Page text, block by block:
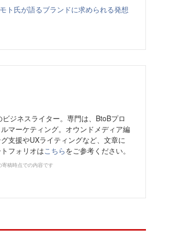
氏が語るブランドに求められる発想
ジネスライター。専門は、BtoBプロ
マーケティング。オウンドメディア編
支援やUXライティングなど、文章に
フォリオはこちらをご参考ください。
稿時点での内容です